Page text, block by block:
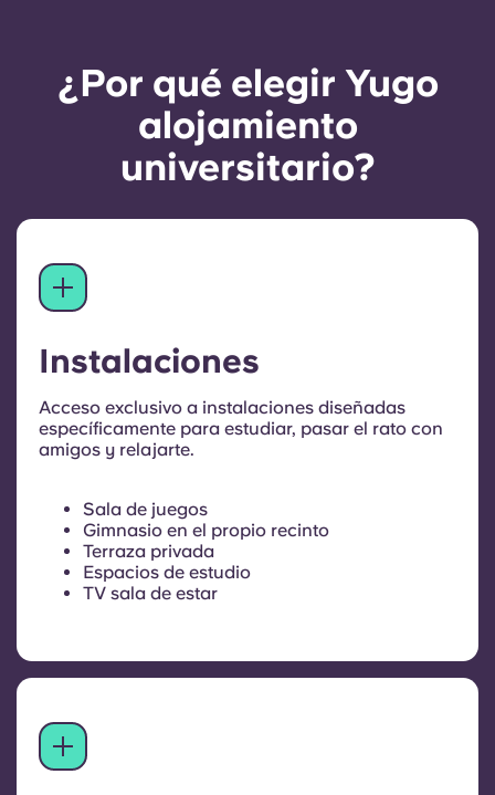
¿Por qué elegir Yugo
alojamiento
universitario?
Instalaciones
Acceso exclusivo a instalaciones diseñadas
específicamente para estudiar, pasar el rato con
amigos y relajarte.
Sala de juegos
Gimnasio en el propio recinto
Terraza privada
Espacios de estudio
TV sala de estar